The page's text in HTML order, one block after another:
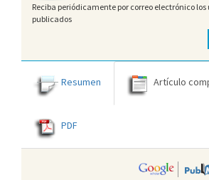
Reciba periódicamente por correo electrónico
publicados
Resumen Artículo
PDF